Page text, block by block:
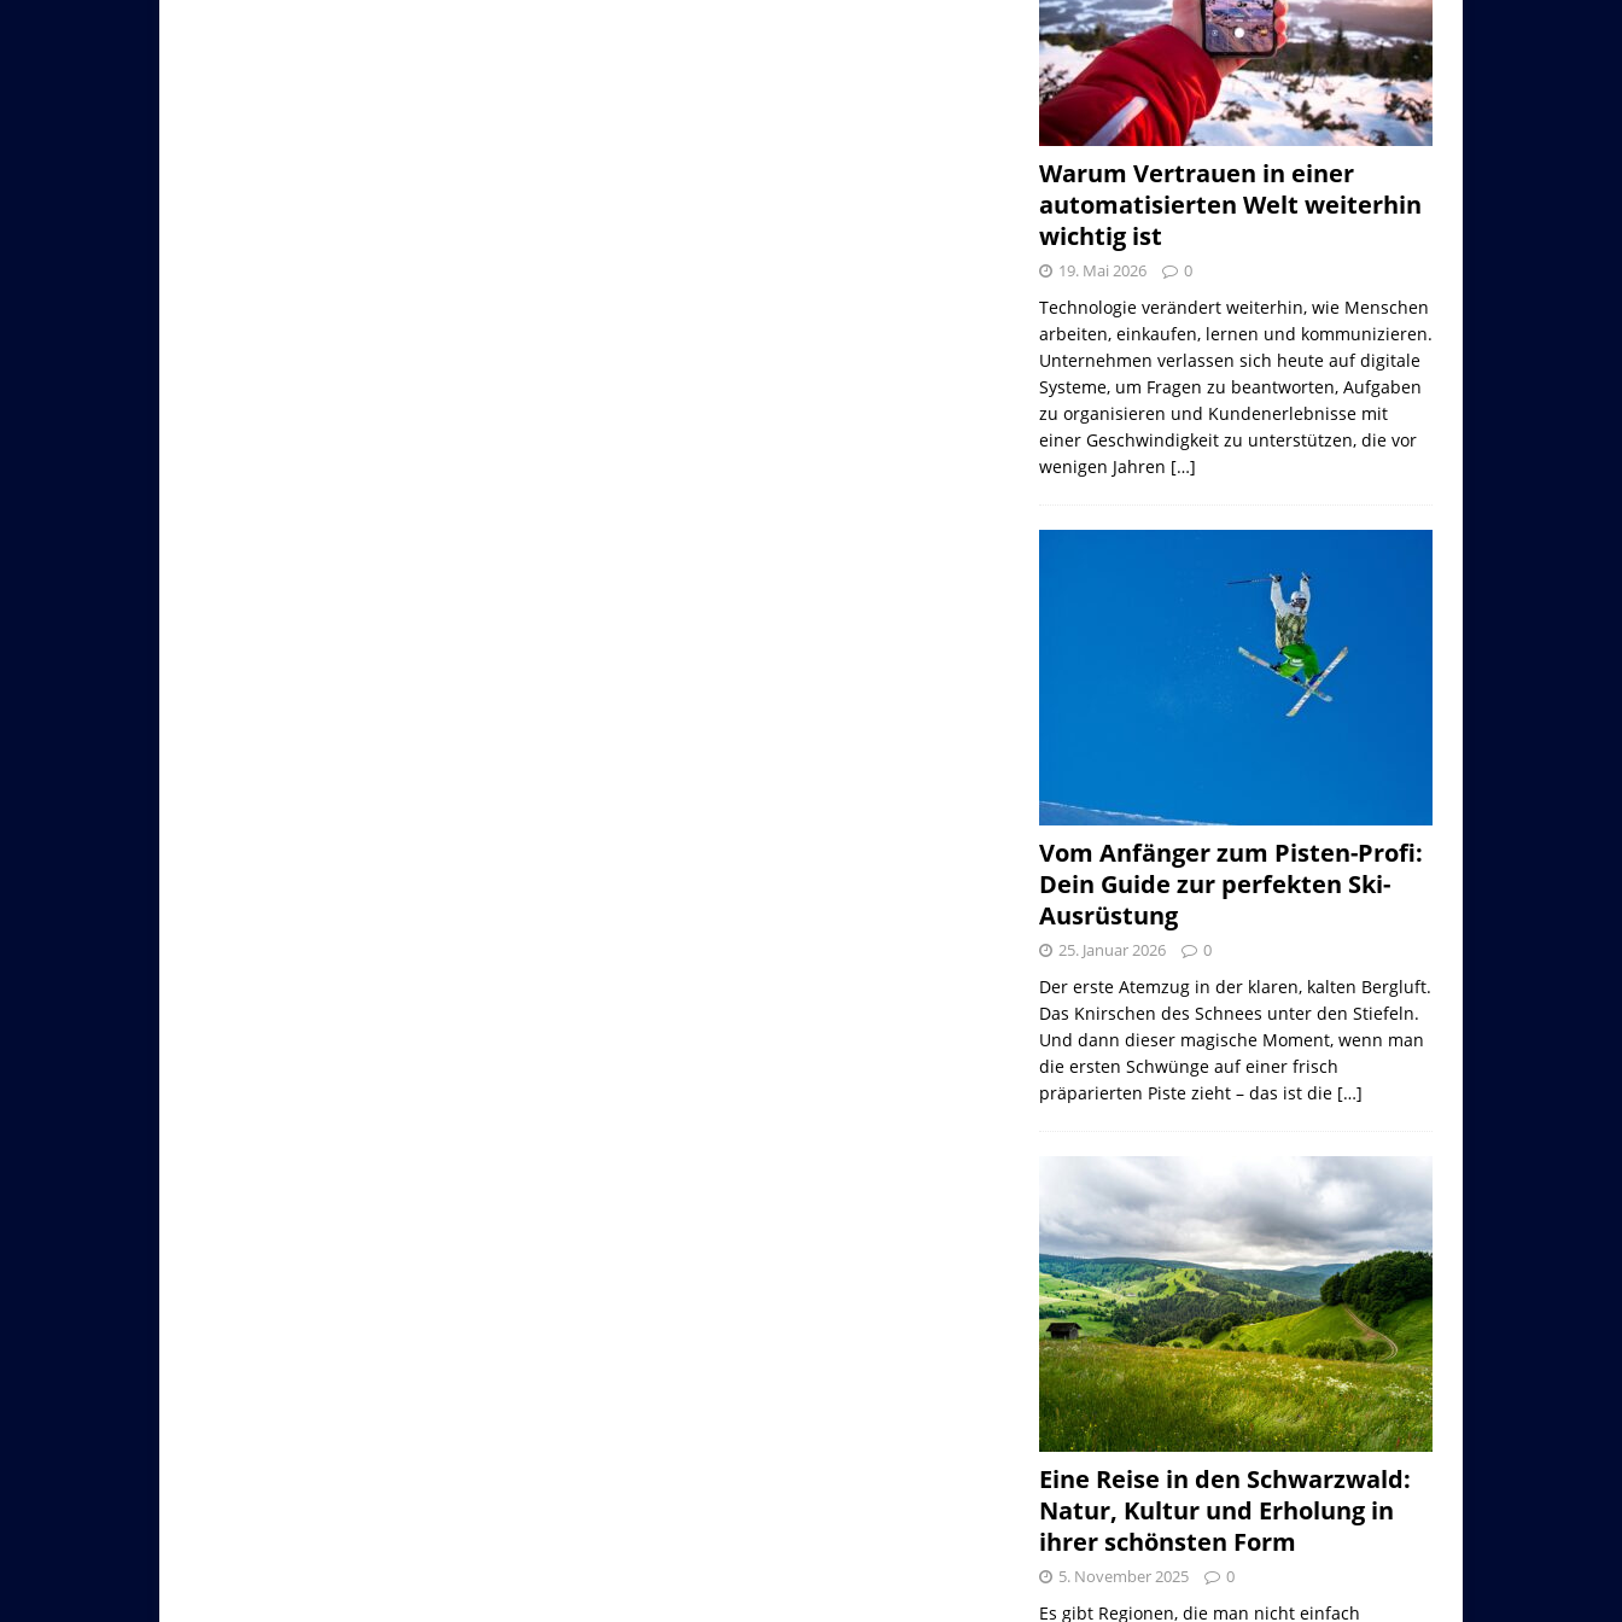
Warum Vertrauen in einer
automatisierten Welt weiterhin
wichtig ist
19. Mai 2026 0
Technologie verändert weiterhin, wie Menschen
arbeiten, einkaufen, lernen und kommunizieren.
Unternehmen verlassen sich heute auf digitale
Systeme, um Fragen zu beantworten, Aufgaben
zu organisieren und Kundenerlebnisse mit
einer Geschwindigkeit zu unterstützen, die vor
wenigen Jahren […]
Vom Anfänger zum Pisten-Profi:
Dein Guide zur perfekten Ski-
Ausrüstung
25. Januar 2026 0
Der erste Atemzug in der klaren, kalten Bergluft.
Das Knirschen des Schnees unter den Stiefeln.
Und dann dieser magische Moment, wenn man
die ersten Schwünge auf einer frisch
präparierten Piste zieht – das ist die […]
Eine Reise in den Schwarzwald:
Natur, Kultur und Erholung in
ihrer schönsten Form
5. November 2025 0
Es gibt Regionen, die man nicht einfach